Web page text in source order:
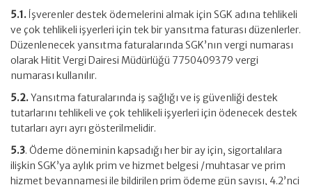
5.1. İşverenler destek ödemelerini almak için SGK adına tehlikeli
ve çok tehlikeli işyerleri için tek bir yansıtma faturası düzenlerler.
Düzenlenecek yansıtma faturalarında SGK’nın vergi numarası
olarak Hitit Vergi Dairesi Müdürlüğü 7750409379 vergi
numarası kullanılır.
5.2.Yansıtma faturalarında iş sağlığı ve iş güvenliği destek
tutarlarını tehlikeli ve çok tehlikeli işyerleri için ödenecek destek
tutarları ayrı ayrı gösterilmelidir.
5.3. Ödeme döneminin kapsadığı her bir ay için, sigortalılara
ilişkin SGK’ya aylık prim ve hizmet belgesi /muhtasar ve prim
hizmet beyannamesi ile bildirilen prim ödeme gün sayısı, 4.2’nci